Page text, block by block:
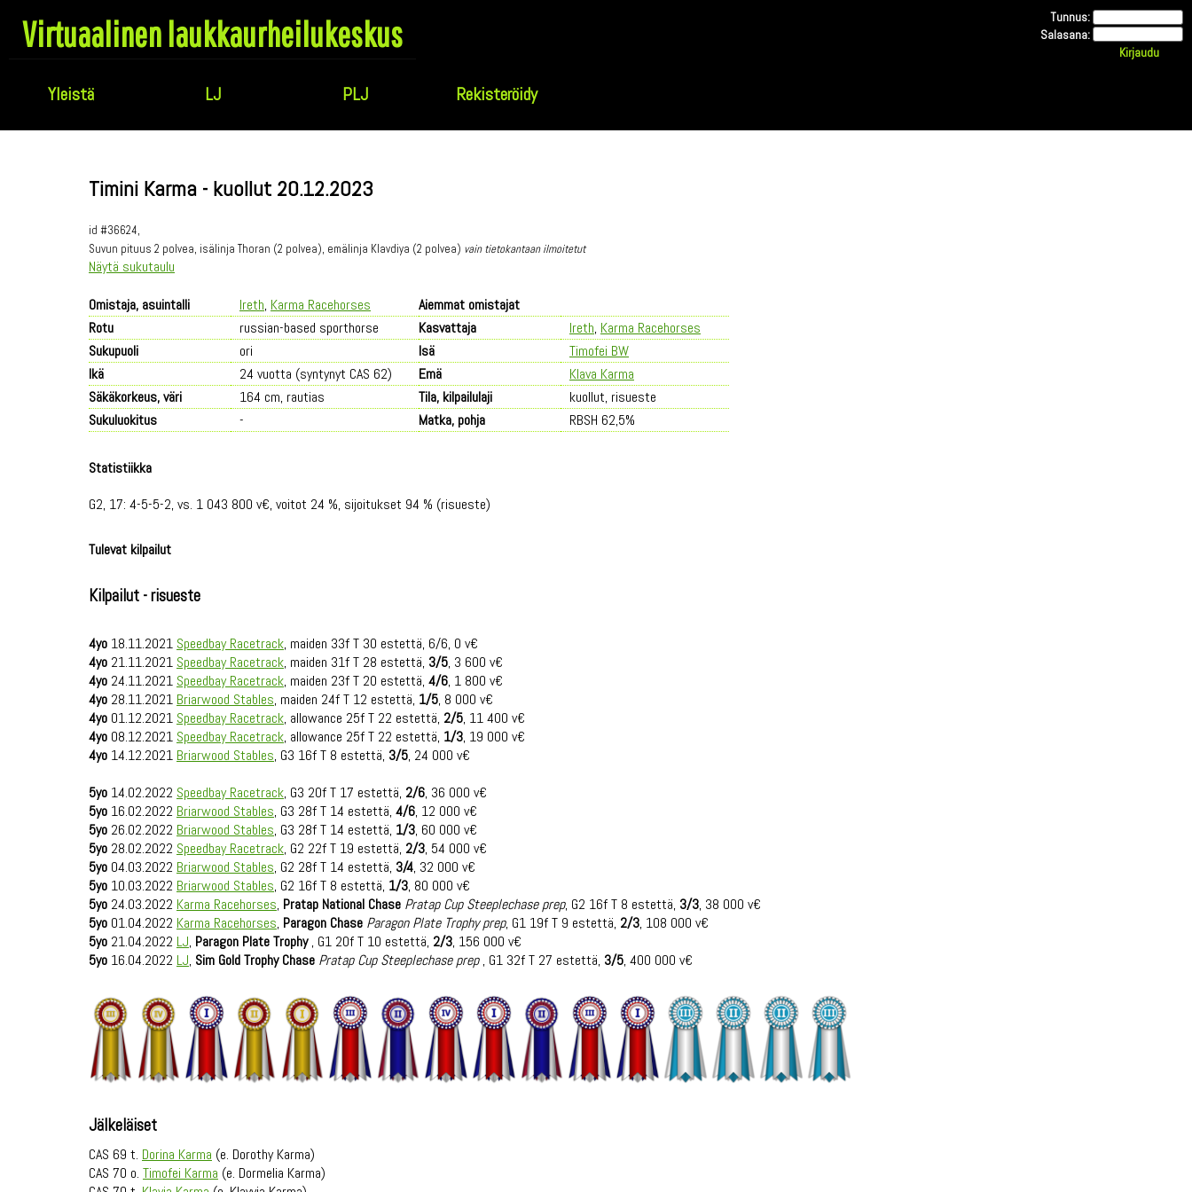
Virtuaalinen laukkaurheilukeskus
Yleistä LJ PLJ Rekisteröidy
Tunnus:
Salasana:
Timini Karma - kuollut 20.12.2023
id #36624,
Suvun pituus 2 polvea, isälinja Thoran (2 polvea), emälinja Klavdiya (2 polvea) vain tietokantaan ilmoitetut
Näytä sukutaulu
Omistaja, asuintalli Ireth, Karma Racehorses
Aiemmat omistajat
Rotu
russian-based sporthorse Kasvattaja Ireth, Karma Racehorses
Sukupuoli
ori Isä
Timofei BW
Ikä
24 vuotta (syntynyt CAS 62) Emä
Klava Karma
Säkäkorkeus, väri
164 cm, rautias Tila, kilpailulaji
kuollut, risueste
Sukuluokitus
- Matka, pohja RBSH 62,5%
Statistiikka
G2, 17: 4-5-5-2, vs. 1 043 800 v€, voitot 24 %, sijoitukset 94 % (risueste)
Tulevat kilpailut
Kilpailut - risueste
4yo 18.11.2021 Speedbay Racetrack, maiden 33f T 30 estettä, 6/6, 0 v€
4yo 21.11.2021 Speedbay Racetrack, maiden 31f T 28 estettä, 3/5, 3 600 v€
4yo 24.11.2021 Speedbay Racetrack, maiden 23f T 20 estettä, 4/6, 1 800 v€
4yo 28.11.2021 Briarwood Stables, maiden 24f T 12 estettä, 1/5, 8 000 v€
4yo 01.12.2021 Speedbay Racetrack, allowance 25f T 22 estettä, 2/5, 11 400 v€
4yo 08.12.2021 Speedbay Racetrack, allowance 25f T 22 estettä, 1/3, 19 000 v€
4yo 14.12.2021 Briarwood Stables, G3 16f T 8 estettä, 3/5, 24 000 v€
5yo 14.02.2022 Speedbay Racetrack, G3 20f T 17 estettä, 2/6, 36 000 v€
5yo 16.02.2022 Briarwood Stables, G3 28f T 14 estettä, 4/6, 12 000 v€
5yo 26.02.2022 Briarwood Stables, G3 28f T 14 estettä, 1/3, 60 000 v€
5yo 28.02.2022 Speedbay Racetrack, G2 22f T 19 estettä, 2/3, 54 000 v€
5yo 04.03.2022 Briarwood Stables, G2 28f T 14 estettä, 3/4, 32 000 v€
5yo 10.03.2022 Briarwood Stables, G2 16f T 8 estettä, 1/3, 80 000 v€
5yo 24.03.2022 Karma Racehorses, Pratap National Chase Pratap Cup Steeplechase prep, G2 16f T 8 estettä, 3/3, 38 000 v€
5yo 01.04.2022 Karma Racehorses, Paragon Chase Paragon Plate Trophy prep, G1 19f T 9 estettä, 2/3, 108 000 v€
5yo 21.04.2022 LJ, Paragon Plate Trophy, G1 20f T 10 estettä, 2/3, 156 000 v€
5yo 16.04.2022 LJ, Sim Gold Trophy Chase Pratap Cup Steeplechase prep, G1 32f T 27 estettä, 3/5, 400 000 v€
Jälkeläiset
CAS 69 t. Dorina Karma (e. Dorothy Karma)
CAS 70 o. Timofei Karma (e. Dormelia Karma)